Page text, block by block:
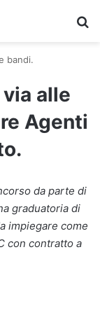
bandi.
alle
Agenti
da parte di
graduatoria di
impiegare come
con contratto a